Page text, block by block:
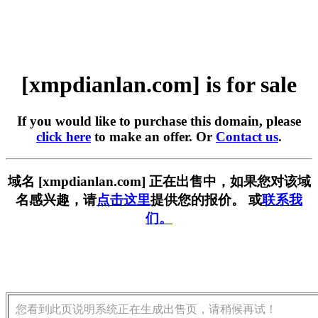
[xmpdianlan.com] is for sale
If you would like to purchase this domain, please
click here to make an offer. Or Contact us.
域名 [xmpdianlan.com] 正在出售中，如果您对该域
名感兴趣，请点击这里提供您的报价。 或联系我
们。
您看到此页说明系统正在生成出售页，请稍候再试！